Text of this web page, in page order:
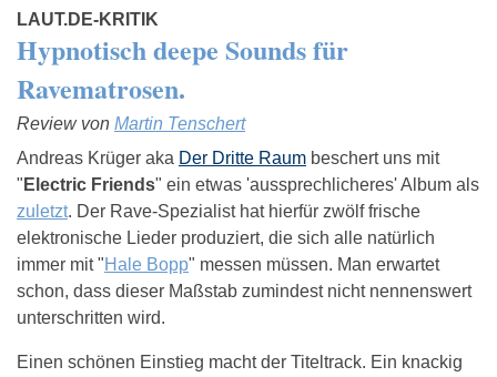
LAUT.DE-KRITIK
Hypnotisch deepe Sounds für
Ravematrosen.
Review von Martin Tenschert
Andreas Krüger aka Der Dritte Raum beschert uns mit
" Electric Friends" ein etwas 'aussprechlicheres' Album als
zuletzt. Der Rave-Spezialist hat hierfür zwölf frische
elektronische Lieder produziert, die sich alle natürlich
immer mit "Hale Bopp" messen müssen. Man erwartet
schon, dass dieser Maßstab zumindest nicht nennenswert
unterschritten wird.
Einen schönen Einstieg macht der Titeltrack. Ein knackig